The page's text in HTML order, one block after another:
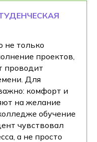
не только
проектов,
проводит
Для
комфорт и
на желание
обучение
чувствовал
а не просто